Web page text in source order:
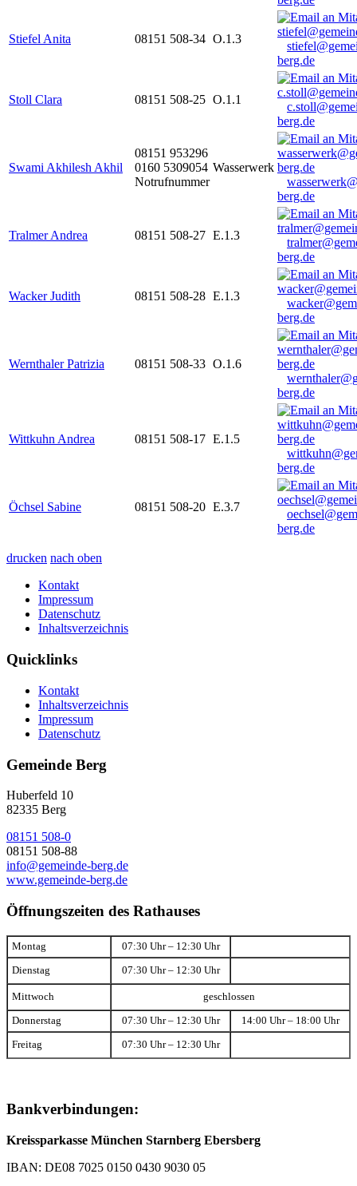
Stiefel Anita 08151 508-34 O.1.3
berg.de
Stoll Clara 08151 508-25 O.1.1
berg.de
Swami Akhilesh Akhil
08151 953296
0160 5309054
Notrufnummer
Wasserwerk
berg.de
Tralmer Andrea 08151 508-27 E.1.3
berg.de
Wacker Judith 08151 508-28 E.1.3
berg.de
Wernthaler Patrizia 08151 508-33 O.1.6
berg.de
Wittkuhn Andrea 08151 508-17 E.1.5
berg.de
Öchsel Sabine 08151 508-20 E.3.7
berg.de
drucken nach oben
Kontakt
Impressum
Datenschutz
Inhaltsverzeichnis
Quicklinks
Kontakt
Inhaltsverzeichnis
Impressum
Datenschutz
Gemeinde Berg
Huberfeld 10
82335 Berg
08151 508-0
08151 508-88
info@gemeinde-berg.de
www.gemeinde-berg.de
Öffnungszeiten des Rathauses
Montag 07:30 Uhr – 12:30 Uhr
Dienstag 07:30 Uhr – 12:30 Uhr
Mittwoch geschlossen
Donnerstag 07:30 Uhr – 12:30 Uhr 14:00 Uhr – 18:00 Uhr
Freitag 07:30 Uhr – 12:30 Uhr
Bankverbindungen:
Kreissparkasse München Starnberg Ebersberg
IBAN: DE08 7025 0150 0430 9030 05